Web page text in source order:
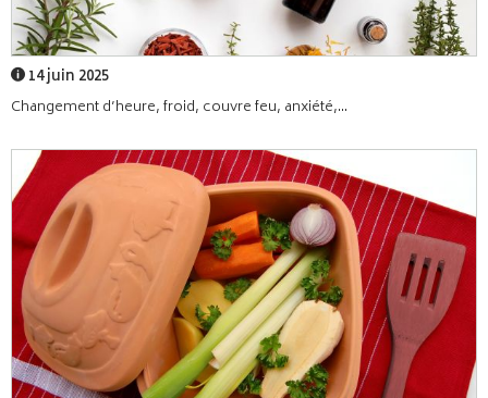
14 juin 2025
Changement d’heure, froid, couvre feu, anxiété,...